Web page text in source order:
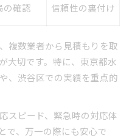
の確認 信頼性の裏付け
複数業者から見積もりを取
大切です。特に、東京都水
、渋谷区での実績を重点的
スピード、緊急時の対応体
で、万一の際にも安心で